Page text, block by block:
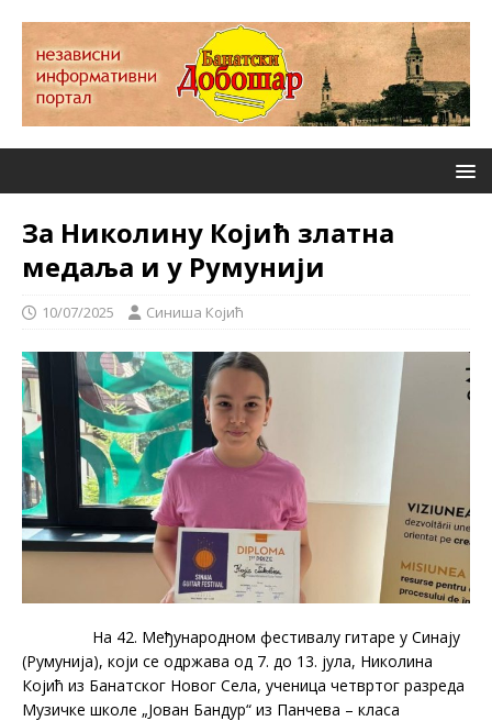
За Николину Којић златна
медаља и у Румунији
10/07/2025 Синиша Којић
На 42. Међународном фестивалу гитаре у Синају
(Румунија), који се одржава од 7. до 13. јула, Николина
Којић из Банатског Новог Села, ученица четвртог разреда
Музичке школе „Јован Бандур“ из Панчева – класа